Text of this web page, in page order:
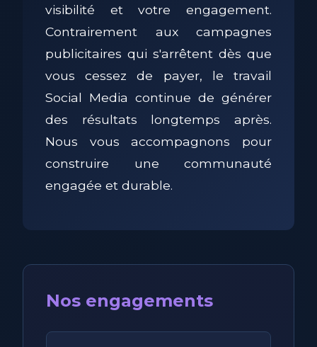
visibilité et votre engagement.
Contrairement aux campagnes
publicitaires qui s'arrêtent dès que
vous cessez de payer, le travail
Social Media continue de générer
des résultats longtemps après.
Nous vous accompagnons pour
construire une communauté
engagée et durable.
Nos engagements